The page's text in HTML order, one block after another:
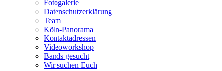
Fotogalerie
Datenschutzerklärung
Team
Köln-Panorama
Kontaktadressen
Videoworkshop
Bands gesucht
Wir suchen Euch